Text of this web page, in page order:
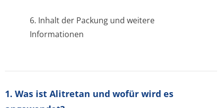
6. Inhalt der Packung und weitere
Informationen
1. Was ist Alitretan und wofür wird es